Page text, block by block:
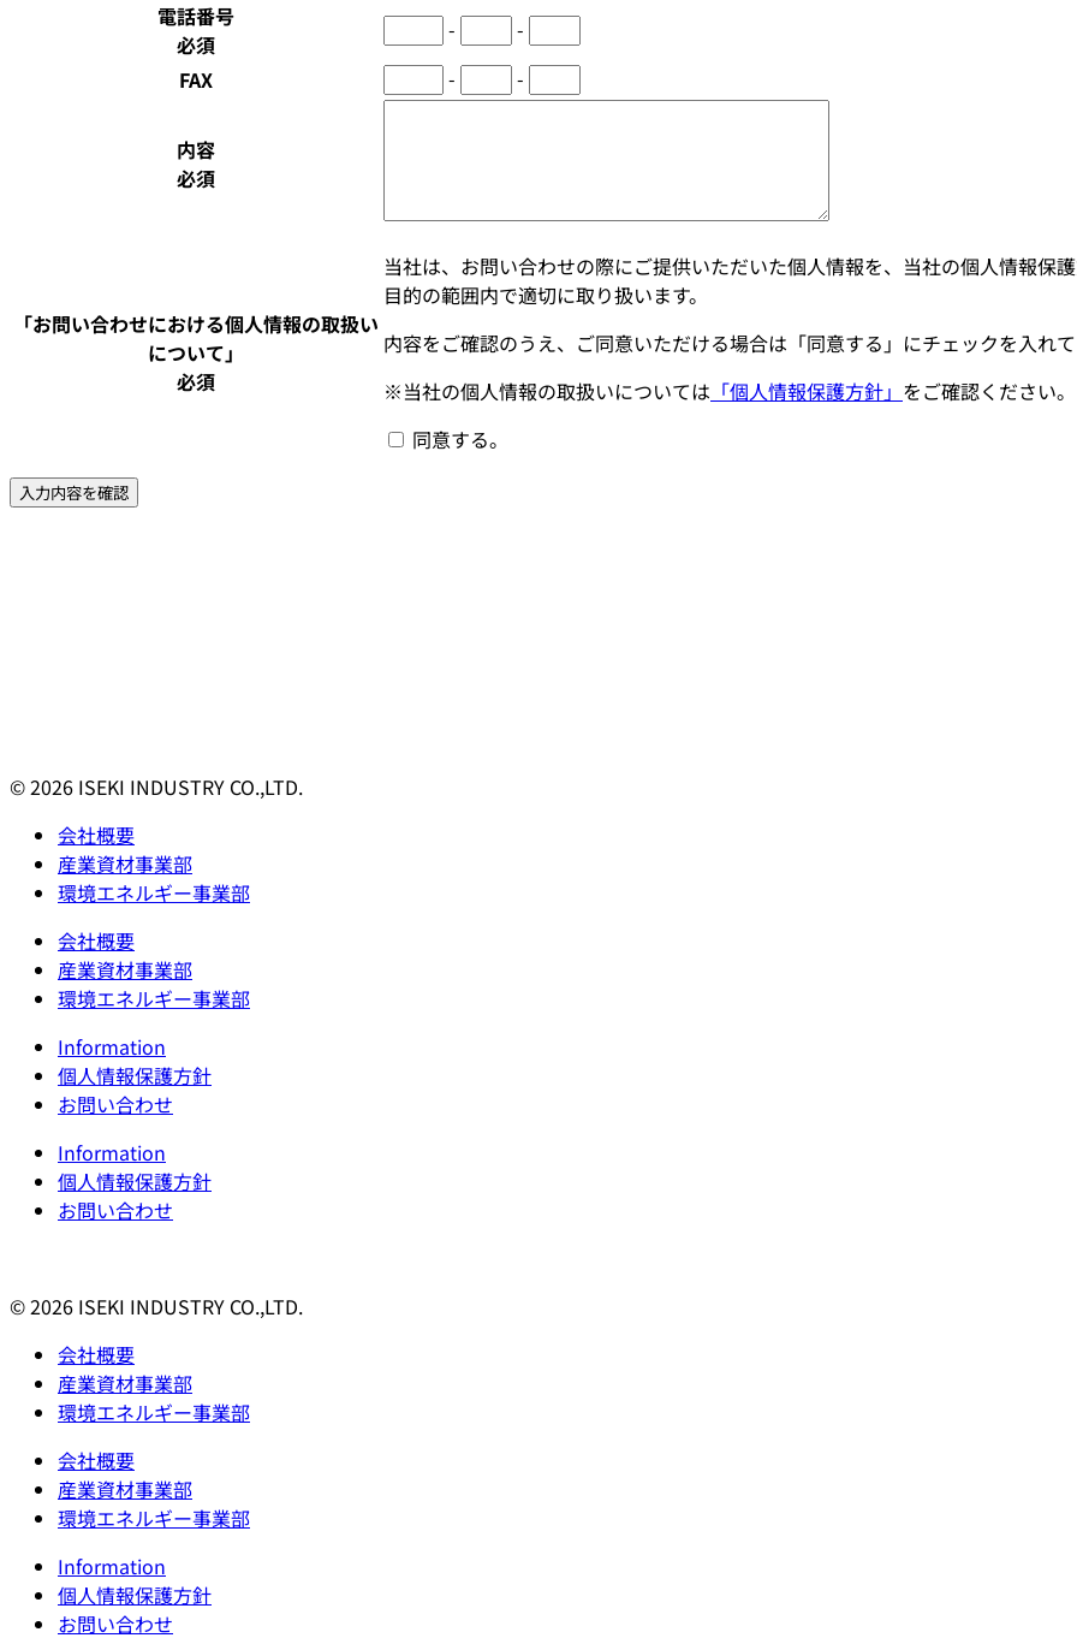
電話番号
必須
-
-
FAX
- -
内容
必須
「お問い合わせにおける個人情報の取扱い
について」
必須
当社は、お問い合わせの際にご提供いただいた個人情報を、当社の個人情報保
目的の範囲内で適切に取り扱います。
内容をご確認のうえ、ご同意いただける場合は「同意する」にチェックを入れ
※当社の個人情報の取扱いについては 「個人情報保護方針」 をご確認ください。
同意する。
© 2026 ISEKI INDUSTRY CO.,LTD.
会社概要
産業資材事業部
環境エネルギー事業部
会社概要
産業資材事業部
環境エネルギー事業部
Information
個人情報保護方針
お問い合わせ
Information
個人情報保護方針
お問い合わせ
© 2026 ISEKI INDUSTRY CO.,LTD.
会社概要
産業資材事業部
環境エネルギー事業部
会社概要
産業資材事業部
環境エネルギー事業部
Information
個人情報保護方針
お問い合わせ